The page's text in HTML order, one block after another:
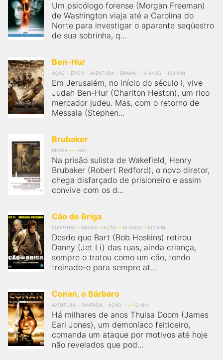
Um psicólogo forense (Morgan Freeman)
de Washington viaja até a Carolina do
Norte para investigar o aparente seqüestro
de sua sobrinha, q...
Ben-Hur
AÇÃO ÉPICO AVENTURA DRAMA 14 ANOS 123 MIN
Em Jerusalém, no início do século I, vive
Judah Ben-Hur (Charlton Heston), um rico
mercador judeu. Mas, com o retorno de
Messala (Stephen...
Brubaker
DRAMA MIN
Na prisão sulista de Wakefield, Henry
Brubaker (Robert Redford), o novo diretor,
chega disfarçado de prisioneiro e assim
convive com os d...
Cão de Briga
SUSPENSE DRAMA AÇÃO 16 ANOS 102 MIN
Desde que Bart (Bob Hoskins) retirou
Danny (Jet Li) das ruas, ainda criança,
sempre o tratou como um cão, tendo
treinado-o para sempre at...
Conan, o Bárbaro
AVENTURA FANTASIA AÇÃO 112 MIN
Há milhares de anos Thulsa Doom (James
Earl Jones), um demoníaco feiticeiro,
comanda um ataque por motivos até hoje
não revelados que pod...